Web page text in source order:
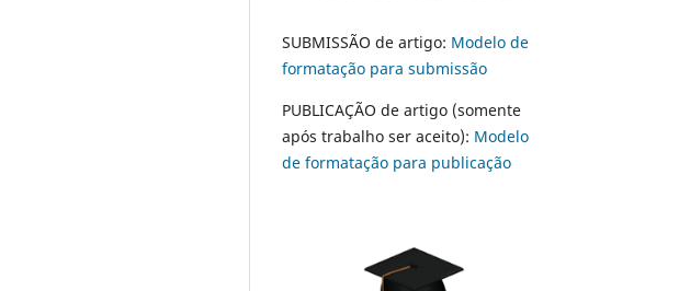
SUBMISSÃO de artigo: Modelo de
formatação para submissão
PUBLICAÇÃO de artigo (somente
após trabalho ser aceito): Modelo
de formatação para publicação